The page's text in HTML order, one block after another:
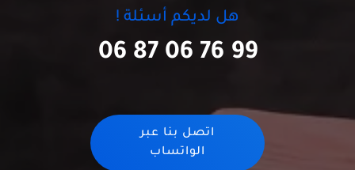
هل لديكم أسئلة !
06 87 06 76 99
اتصل بنا عبر
الواتساب